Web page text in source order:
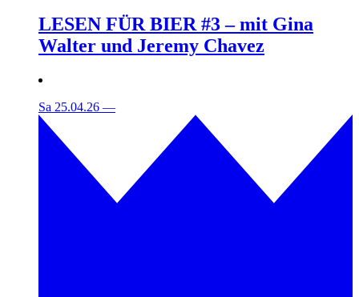
LESEN FÜR BIER #3 – mit Gina
Walter und Jeremy Chavez
Sa 25.04.26 —